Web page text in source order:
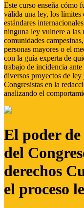
Este curso enseña cómo
válida una ley, los
estándares
ninguna ley vulnere a las
comunidades
personas mayores o el
con la guía experta de
trabajo de incidencia
diversos proyectos de
Congresistas en la
analizando el
El poder
del
derechos
el proceso